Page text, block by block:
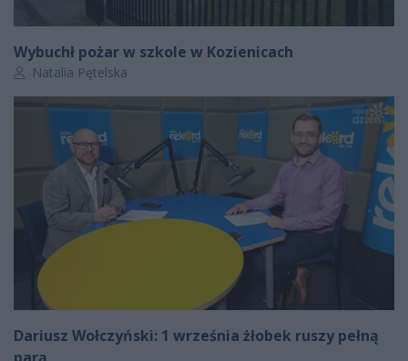
Wybuchł pożar w szkole w Kozienicach
Autor artykułu:
Natalia Pętelska
Dariusz Wołczyński: 1 września żłobek ruszy pełną